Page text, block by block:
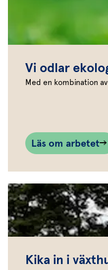
Vi odlar
Med en kombination
Läs om arbetet
Kika in i